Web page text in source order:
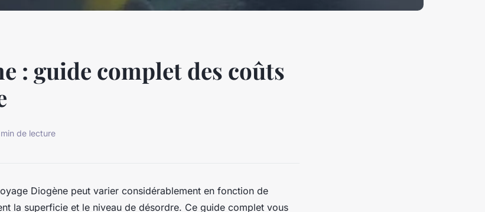
: guide complet des coûts
de lecture
Diogène peut varier considérablement en fonction de
la superficie et le niveau de désordre. Ce guide complet vous